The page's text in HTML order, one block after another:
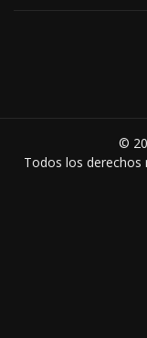
©
Todos los derechos